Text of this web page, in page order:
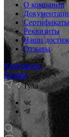
О компании
Сертификаты
Реквизиты
Наши
Отзывы
Контакты
Акции
Тула